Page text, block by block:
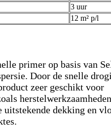
3 uur
12 m² p/l
primer op basis van
Door de snelle
zeer geschikt voor
uitstekende dekking en